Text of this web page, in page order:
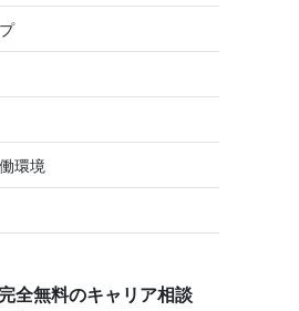
環境
全無料のキャリア相談